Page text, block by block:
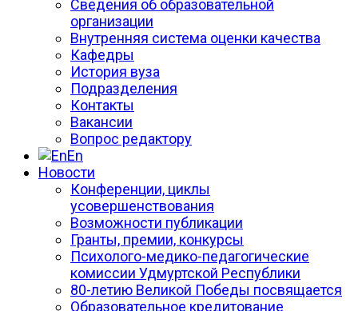
Сведения об образовательной
организации
Внутренняя система оценки качества
Кафедры
История вуза
Подразделения
Контакты
Вакансии
Вопрос редактору
En
Новости
Конференции, циклы
усовершенствования
Возможности публикации
Гранты, премии, конкурсы
Психолого-медико-педагогические
комиссии Удмуртской Республики
80-летию Великой Победы посвящается
Образовательное кредитование